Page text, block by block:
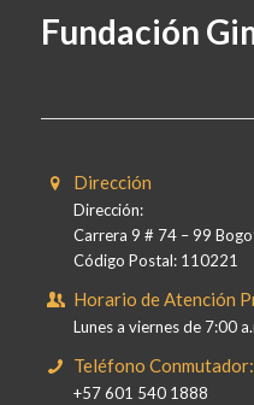
Fundación
Dirección
Dirección:
Carrera 9 # 74 – 99
Código Postal: 110221
Horario de Atención
Lunes a viernes de 7:00
Teléfono Conmutador:
+57 601 540 1888